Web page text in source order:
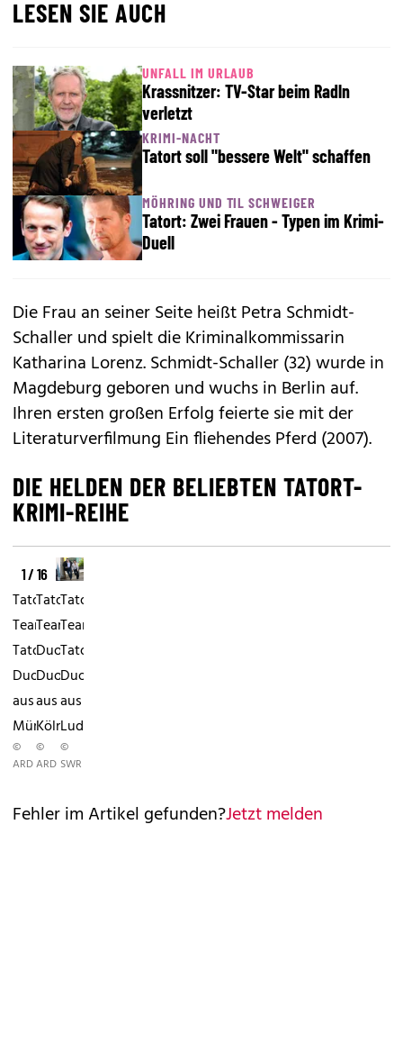
LESEN SIE AUCH
UNFALL IM URLAUB
Krassnitzer: TV-Star beim Radln
verletzt
KRIMI-NACHT
Tatort soll "bessere Welt" schaffen
MÖHRING UND TIL SCHWEIGER
Tatort: Zwei Frauen - Typen im Krimi-
Duell
Die Frau an seiner Seite heißt Petra Schmidt-
Schaller und spielt die Kriminalkommissarin
Katharina Lorenz. Schmidt-Schaller (32) wurde in
Magdeburg geboren und wuchs in Berlin auf.
Ihren ersten großen Erfolg feierte sie mit der
Literaturverfilmung Ein fliehendes Pferd (2007).
DIE HELDEN DER BELIEBTEN TATORT-
KRIMI-REIHE
1 / 16
Tatort
TeamsDas
Tatort-
Duo
aus
Münster.
©
ARD
Tatort
TeamsDas
Duo
Duo
aus
Köln
©
ARD
Tatort
TeamsDas
Tatort
Duo
aus
Ludwigshafen.
©
SWR
Fehler im Artikel gefunden?Jetzt melden